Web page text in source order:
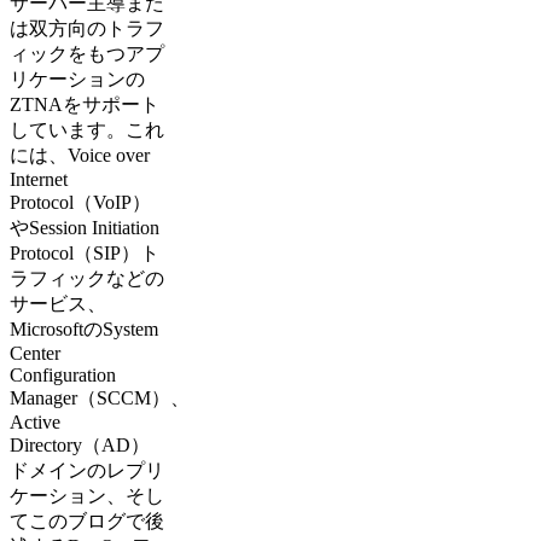
は双方向のトラフ
ィックをもつアプ
リケーションの
ZTNAをサポート
しています。これ
には、Voice over
Internet
Protocol（VoIP）
やSession Initiation
Protocol（SIP）ト
ラフィックなどの
サービス、
MicrosoftのSystem
Center
Configuration
Manager（SCCM）、
Active
Directory（AD）
ドメインのレプリ
ケーション、そし
てこのブログで後